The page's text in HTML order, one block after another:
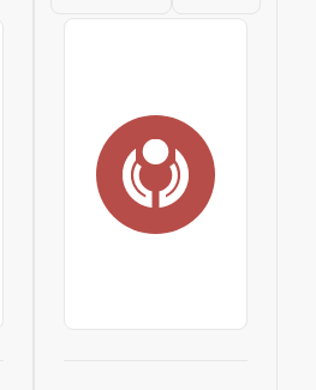
полным
ознакомиться на
странице Продукция